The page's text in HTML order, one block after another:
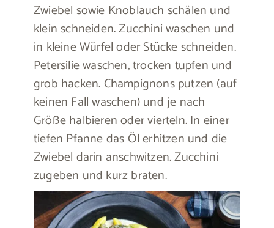
Zwiebel sowie Knoblauch schälen und
klein schneiden. Zucchini waschen und
in kleine Würfel oder Stücke schneiden.
Petersilie waschen, trocken tupfen und
grob hacken. Champignons putzen (auf
keinen Fall waschen) und je nach
Größe halbieren oder vierteln. In einer
tiefen Pfanne das Öl erhitzen und die
Zwiebel darin anschwitzen. Zucchini
zugeben und kurz braten.